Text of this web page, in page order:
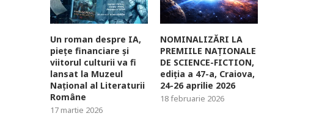
Un roman despre IA,
piețe financiare și
viitorul culturii va fi
lansat la Muzeul
Național al Literaturii
Române
17 martie 2026
NOMINALIZĂRI LA
PREMIILE NAȚIONALE
DE SCIENCE-FICTION,
ediția a 47-a, Craiova,
24-26 aprilie 2026
18 februarie 2026